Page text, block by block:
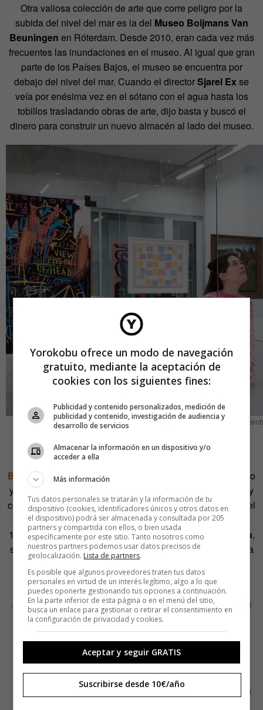
Otra valiosa colección de arte que corre peligro por la
subida del nivel del mar es la del Museo Boijmans Van
Beuningen en Róterdam. Desde 2010, eran cada vez más
frecuentes las inundaciones en el museo. Al igual que gran
parte de los Países Bajos, el museo se encuentra por
debajo del nivel del mar. Cuando el directorSjarel Exse
veía por enésima vez en el sótano con el agua hasta los
tobillos trasladando obras de arte, dijo basta y buscó el
dinero para construir un nuevo almacén al lado del museo.
Depot Boijmans (Foto: Lotte
En 2017 los holandeses se pusieron manos a la obra y el
año pasado se abrió el nuevo
Beuningen, un peculiar edificio cubierto de vidrio espejado
y con la forma de un casco de obras volteado. Sin sótano y
con la colección a un mínimo de seis metros por encima del
nivel del mar. El depósito no solo contiene las más de
150.000 obras de artistas comoDalí,Magrittey Van Gogh,
sino también unos 90 arboles en el techo para captar agua
de lluvia y bajar la temperatura del entorno del edificio.
Otro edificio que alberga una enorme colección de arte y
que es resistente a la crisis climática es elMuseo J. Paul
Gettyen Los Ángeles. Su arma secreta frente a los ya
tradicionalesincendios forestales esun rebaño
hambriento de 60 cabras
Cada año contratan a las cabras para que eliminan la
maleza inflamable que rodea el complejo. Y con éxito. En
Yorokobu ofrece un modo de navegación
gratuito, mediante la aceptación de
cookies con los siguientes fines:
Publicidad y contenido personalizados, medición de
publicidad y contenido, investigación de audiencia y
desarrollo de servicios
Almacenar la información en un dispositivo y/o
acceder a ella
Más información
Tus datos personales se tratarán y la información de tu
dispositivo (cookies, identificadores únicos y otros datos en
el dispositivo) podrá ser almacenada y consultada por 205
partners y compartida con ellos, o bien usada
específicamente por este sitio. Tanto nosotros como
nuestros partners podemos usar datos precisos de
geolocalización. Lista de partners.
Es posible que algunos proveedores traten tus datos
personales en virtud de un interés legítimo, algo a lo que
puedes oponerte gestionando tus opciones a continuación.
En la parte inferior de esta página o en el menú del sitio,
busca un enlace para gestionar o retirar el consentimiento en
la configuración de privacidad y cookies.
Aceptar y seguir GRATIS
Suscribirse desde 10€/año